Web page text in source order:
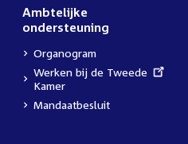
Ambtelijke
ondersteuning
Organogram
External
link:
Werken bij de Tweede
Kamer
Mandaatbesluit